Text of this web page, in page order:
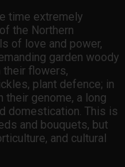
time extremely
the Northern
of love and power,
garden woody
their flowers,
plant defence; in
their genome, a long
domestication. This is
and bouquets, but
and cultural